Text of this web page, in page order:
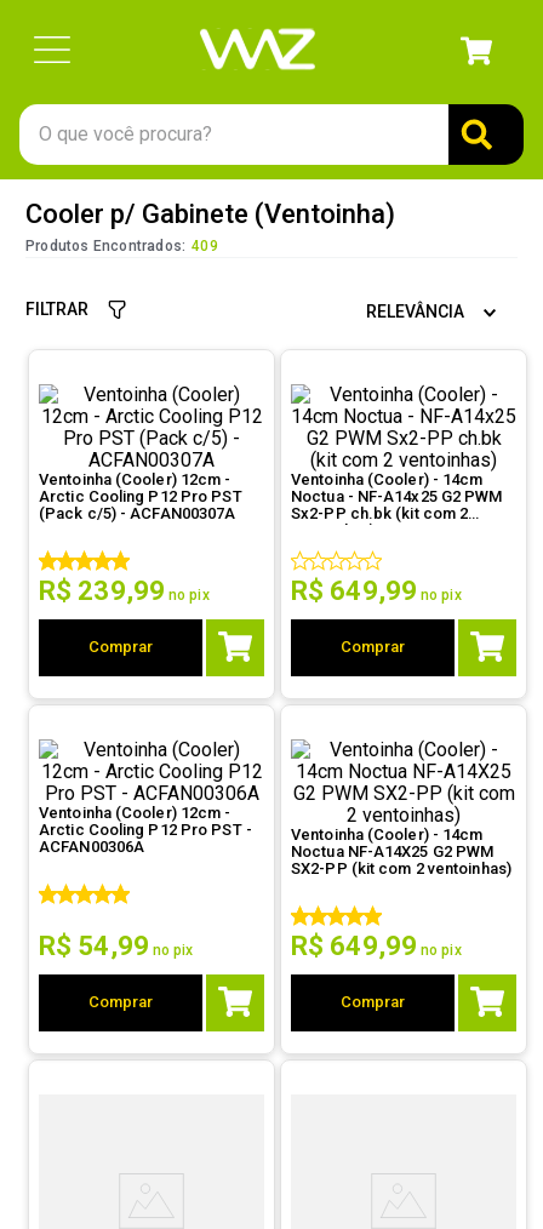
O que você procura?
Cooler p/ Gabinete (Ventoinha)
Produtos Encontrados: 409
FILTRAR RELEVÂNCIA
Ventoinha (Cooler) 12cm -
Arctic Cooling P12 Pro PST
(Pack c/5) - ACFAN00307A
R$ 239,99 no pix
Comprar
Ventoinha (Cooler) - 14cm
Noctua - NF-A14x25 G2 PWM
Sx2-PP ch.bk (kit com 2
ventoinhas)
R$ 649,99 no pix
Comprar
Ventoinha (Cooler) 12cm -
Arctic Cooling P12 Pro PST -
ACFAN00306A
R$ 54,99 no pix
Comprar
Ventoinha (Cooler) - 14cm
Noctua NF-A14X25 G2 PWM
SX2-PP (kit com 2 ventoinhas)
R$ 649,99 no pix
Comprar
1º
gabinete
4º
ssd
5
openbox
6
mouse
jonsbo
controle